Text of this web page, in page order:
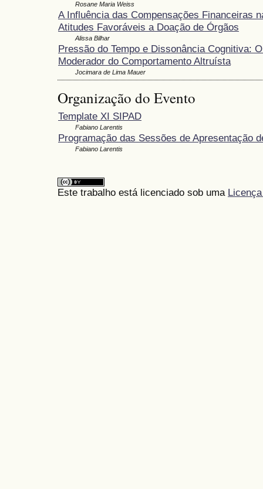
Rosane Maria Weiss
A Influência das Compensações Financeiras
Atitudes Favoráveis a Doação de Órgãos
Alissa Bilhar
Pressão do Tempo e Dissonância Cognitiva:
Moderador do Comportamento Altruísta
Jocimara de Lima Mauer
Organização do Evento
Template XI SIPAD
Fabiano Larentis
Programação das Sessões de Apresentação
Fabiano Larentis
Este trabalho está licenciado sob uma